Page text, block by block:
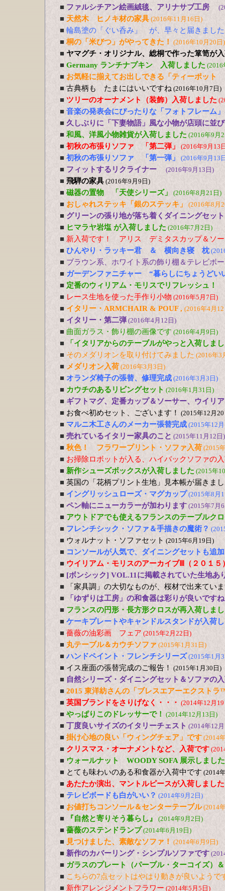
■ ファルシチアン絵画絨毯、アリナサブ工房
■ 天然木 ヒノキ材の家具 (2016年11月16日)
■ 輪島塗の「ぐい呑み」 が、早々と届きました
■ 桐の「米びつ」がやってきた！ (2016年10月20日)
■ ヤマグチ・オリジナル、総桐で作った箪笥が
■ Germany ランチナプキン 入荷しました (2016
■ お気軽に揃えてお出しできる「ティーポッ
■ 古典柄も たまにはいいですね (2016年10月7日)
■ ツリーのオーナメント（装飾）入荷しました
■ 音楽の発表会にぴったりな「フォトフレーム
■ 久しぶりに「下妻物語」風な小物が店頭に並
■ 和風、洋風小物雑貨が入荷しました (2016年9月
■ 初秋の布張りソファ 「第二弾」 (2016年9月13
■ 初秋の布張りソファ 「第一弾」 (2016年9月13
■ フィットするリクライナー (2016年9月13日)
■ 飛騨の家具 (2016年9月9日)
■ 磁器の置物 「天使シリーズ」 (2016年8月21日)
■ おしゃれステッキ「銀のステッキ」 (2016年8月
■ グリーンの張り地が落ち着くダイニングセッ
■ ヒマラヤ岩塩 が入荷しました (2016年7月2日)
■ 新入荷です！ アリス デミタスカップ＆ソ
■ ひんやり・ラッキー君 ＆ 横向き寝 枕
■ ブラウン系、ホワイト系の飾り棚＆テレビボ
■ ガーデンファニチャー “暮らしにちょうど
■ 定番のウィリアム・モリスでリフレッシュ！
■ レース生地を使った手作り小物 (2016年5月7日)
■ イタリー・ARMCHAIR & POUF , (2016年4月
■ イタリー・第二弾 (2016年4月12日)
■ 曲面ガラス・飾り棚の画像です (2016年4月9日)
■
「イタリアからのテーブルがやっと入荷しま
■ そのメダリオンを取り付けてみました (2016年3
■ メダリオン入荷 (2016年3月3日)
■ オランダ椅子の張替、修理完成 (2016年3月3日)
■ カウチのあるリビングセット (2016年1月31日)
■ ギフトマグ、定番カップ＆ソーサー、ウイリ
■ お食べ初めセット、ございます！ (2015年12月
■ マルニ木工さんのメーカー張替完成 (2015年12
■ 売れているイタリー家具のこと (2015年11月12日)
■ 秋色！ フラワープリント・ソファ入荷 (2015
■ お掃除ロボットが入る、ハイバックソファの
■ 新作シューズボックスが入荷しました (2015年
■ 英国の「花柄プリント生地」見本帳が届きま
■ イングリッシュローズ・マグカップ (2015年8月
■ ペン軸にニューカラーが加わります (2015年7月
■ アウトドアでも使えるフランスのテーブルク
■ フレンチシック・ソファ＆手描きの魔術？
■ ウォルナット・ソファセット (2015年6月19日)
■ コンソールが人気で、ダイニングセットも追
■ ウイリアム・モリスのアーカイブⅢ（２０１５
■ [ボンシック] VOL.11に掲載されていた生地あ
■
「家具調」の大切なものが、桜材で出来てい
■
「ゆずりは工房」の和食器は彩りが良いです
■ フランスの円形・長方形クロスが再入荷しま
■ ケーキプレートやキャンドルスタンドが入荷
■ 薔薇の油彩画 フェア (2015年2月22日)
■ 丸テーブル＆カウチソファ (2015年1月31日)
■ ハンドペイント・フレンチシリーズ (2015年1月
■ イス座面の張替完成のご報告！ (2015年1月30日)
■ 自然シリーズ・ダイニングセット＆ソファの
■ 2015 東洋紡さんの「ブレスエアーエクスト
■ 英国ブランドをさりげなく・・・ (2014年12月
■ やっぱりこのドレッサーで！ (2014年12月13日)
■ 丁度良いサイズのイタリーチェスト (2014年12
■ 掛け心地の良い「ウィングチェア」です (2014
■ クリスマス・オーナメントなど、入荷です
■ ウォールナット WOODY SOFA 展示しました
■ とても味わいのある和食器が入荷中です (2014
■ あたたか演出、マントルピースが入荷しまし
■ テレビボードも白がいい？ (2014年9月2日)
■ お値打ちコンソール＆センターテーブル(2014
■ 『自然と寄りそう暮らし』 (2014年9月2日)
■ 薔薇のステンドランプ (2014年6月19日)
■ 見つけました、素敵なソファ！ (2014年6月9日)
■ 新作のカバーリング・シンプルソファです
■ ガラスのプレート（パープル・ターコイズ）
■ こちらの7点セットはやはり動きが良いようで
■ 新作アレンジメントフラワー (2014年5月5日)